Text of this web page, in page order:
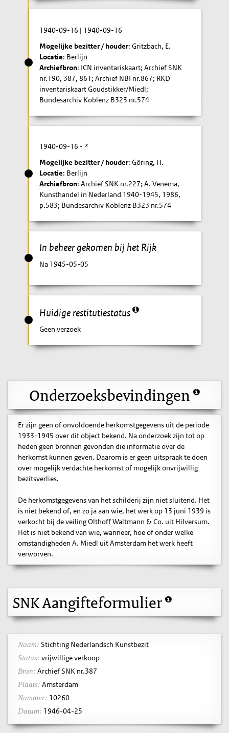
1940-09-16 | 1940-09-16
Mogelijke bezitter / houder: Gritzbach, E.
Locatie: Berlijn
Archiefbron: ICN inventariskaart; Archief SNK
nr.190, 387, 861; Archief NBI nr.867; RKD
inventariskaart Goudstikker/Miedl;
Bundesarchiv Koblenz B323 nr.574
1940-09-16 - *
Mogelijke bezitter / houder: Göring, H.
Locatie: Berlijn
Archiefbron: Archief SNK nr.227; A. Venema,
Kunsthandel in Nederland 1940-1945, 1986,
p.583; Bundesarchiv Koblenz B323 nr.574
In beheer gekomen bij het Rijk
Na 1945-05-05
Huidige restitutiestatus
Geen verzoek
Onderzoeksbevindingen
Er zijn geen of onvoldoende herkomstgegevens uit de periode
1933-1945 over dit object bekend. Na onderzoek zijn tot op
heden geen bronnen gevonden die informatie over de
herkomst kunnen geven. Daarom is er geen uitspraak te doen
over mogelijk verdachte herkomst of mogelijk onvrijwillig
bezitsverlies.
De herkomstgegevens van het schilderij zijn niet sluitend. Het
is niet bekend of, en zo ja aan wie, het werk op 13 juni 1939 is
verkocht bij de veiling Olthoff Waltmann & Co. uit Hilversum.
Het is niet bekend van wie, wanneer, hoe of onder welke
omstandigheden A. Miedl uit Amsterdam het werk heeft
verworven.
SNK Aangifteformulier
Naam: Stichting Nederlandsch Kunstbezit
Status: vrijwillige verkoop
Bron: Archief SNK nr.387
Plaats: Amsterdam
Nummer: 10260
Datum: 1946-04-25